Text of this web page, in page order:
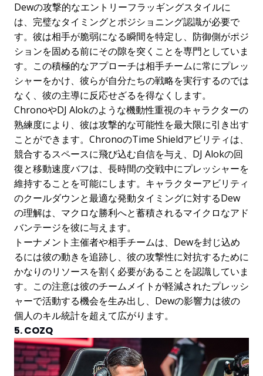
Dewの攻撃的なエントリーフラッギングスタイルに
は、完璧なタイミングとポジショニング認識が必要で
す。彼は相手が脆弱になる瞬間を特定し、防御側がポジ
ションを固める前にその隙を突くことを専門としていま
す。この積極的なアプローチは相手チームに常にプレッ
シャーをかけ、彼らが自分たちの戦略を実行するのでは
なく、彼の主導に反応せざるを得なくします。
ChronoやDJ Alokのような機動性重視のキャラクターの
熟練度により、彼は攻撃的な可能性を最大限に引き出す
ことができます。ChronoのTime Shieldアビリティは、
競合するスペースに飛び込む自信を与え、DJ Alokの回
復と移動速度バフは、長時間の交戦中にプレッシャーを
維持することを可能にします。キャラクターアビリティ
のクールダウンと最適な発動タイミングに対するDew
の理解は、マクロな勝利へと蓄積されるマイクロなアド
バンテージを彼に与えます。
トーナメント主催者や相手チームは、Dewを封じ込め
るには彼の動きを追跡し、彼の攻撃性に対抗するために
かなりのリソースを割く必要があることを認識していま
す。この注意は彼のチームメイトが軽減されたプレッシ
ャーで活動する機会を生み出し、Dewの影響力は彼の
個人のキル統計を超えて広がります。
5. COZQ